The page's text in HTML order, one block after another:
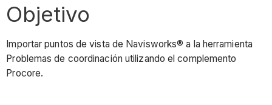
Objetivo
Importar puntos de vista de Navisworks® a la herramienta
Problemas de coordinación utilizando el complemento
Procore.